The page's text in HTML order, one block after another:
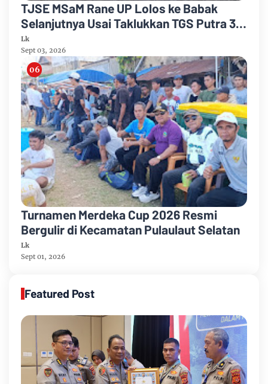
TJSE MSaM Rane UP Lolos ke Babak
Selanjutnya Usai Taklukkan TGS Putra 3-
2 di Merdeka CUP 2026
Lk
Sept 03, 2026
Turnamen Merdeka Cup 2026 Resmi
Bergulir di Kecamatan Pulaulaut Selatan
Lk
Sept 01, 2026
Featured Post